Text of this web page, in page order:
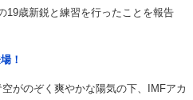
歳新鋭と練習を行ったことを報告
！
がのぞく爽やかな陽気の下、IMFアカ